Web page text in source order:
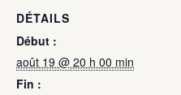
DÉTAILS
Début :
août 19 @ 20 h 00 min
Fin :